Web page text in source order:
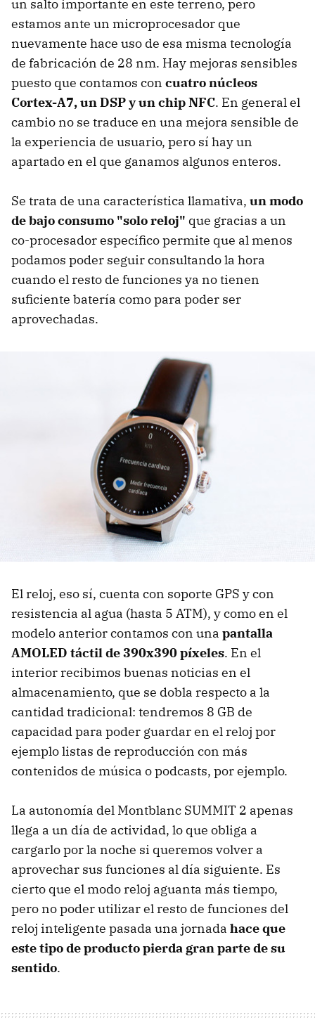
un salto importante en este terreno, pero
estamos ante un microprocesador que
nuevamente hace uso de esa misma tecnología
de fabricación de 28 nm. Hay mejoras sensibles
puesto que contamos con cuatro núcleos
Cortex-A7, un DSP y un chip NFC. En general el
cambio no se traduce en una mejora sensible de
la experiencia de usuario, pero sí hay un
apartado en el que ganamos algunos enteros.
Se trata de una característica llamativa, un modo
de bajo consumo "solo reloj" que gracias a un
co-procesador específico permite que al menos
podamos poder seguir consultando la hora
cuando el resto de funciones ya no tienen
suficiente batería como para poder ser
aprovechadas.
El reloj, eso sí, cuenta con soporte GPS y con
resistencia al agua (hasta 5 ATM), y como en el
modelo anterior contamos con una pantalla
AMOLED táctil de 390x390 píxeles. En el
interior recibimos buenas noticias en el
almacenamiento, que se dobla respecto a la
cantidad tradicional: tendremos 8 GB de
capacidad para poder guardar en el reloj por
ejemplo listas de reproducción con más
contenidos de música o podcasts, por ejemplo.
La autonomía del Montblanc SUMMIT 2 apenas
llega a un día de actividad, lo que obliga a
cargarlo por la noche si queremos volver a
aprovechar sus funciones al día siguiente. Es
cierto que el modo reloj aguanta más tiempo,
pero no poder utilizar el resto de funciones del
reloj inteligente pasada una jornada hace que
este tipo de producto pierda gran parte de su
sentido.